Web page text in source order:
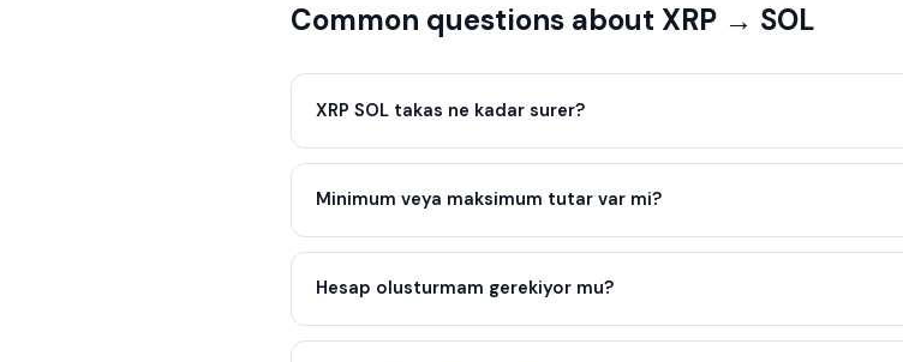
Common questions about XRP → SOL
XRP SOL takas ne kadar surer?
Minimum veya maksimum tutar var mi?
Hesap olusturmam gerekiyor mu?